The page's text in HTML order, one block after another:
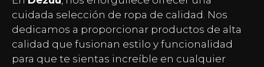
cuidada selección de ropa de calidad. Nos
dedicamos a proporcionar productos de alta
calidad que fusionan estilo y funcionalidad
para que te sientas increíble en cualquier